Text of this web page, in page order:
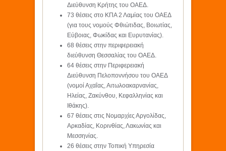
Διεύθυνση Κρήτης του ΟΑΕΔ.
73 θέσεις στο ΚΠΑ 2 Λαμίας του ΟΑΕΔ
(για τους νομούς Φθιώτιδας, Βοιωτίας,
Εύβοιας, Φωκίδας και Ευρυτανίας).
68 θέσεις στην περιφερειακή
διεύθυνση Θεσσαλίας του ΟΑΕΔ.
64 θέσεις στην Περιφερειακή
Διεύθυνση Πελοποννήσου του ΟΑΕΔ
(νομοί Αχαΐας, Αιτωλοακαρνανίας,
Ηλείας, Ζακύνθου, Κεφαλληνίας και
Ιθάκης).
67 θέσεις στις Νομαρχίες Αργολίδας,
Αρκαδίας, Κορινθίας, Λακωνίας και
Μεσσηνίας.
26 θέσεις στην Τοπική Υπηρεσία